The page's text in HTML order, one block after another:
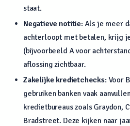
staat.
Negatieve notitie: Als je meer
achterloopt met betalen, krijg
(bijvoorbeeld A voor
aflossing zichtbaar.
Zakelijke kredietchecks: Voor
gebruiken banken vaak
kredietbureaus zoals Graydon,
Bradstreet. Deze kijken naar